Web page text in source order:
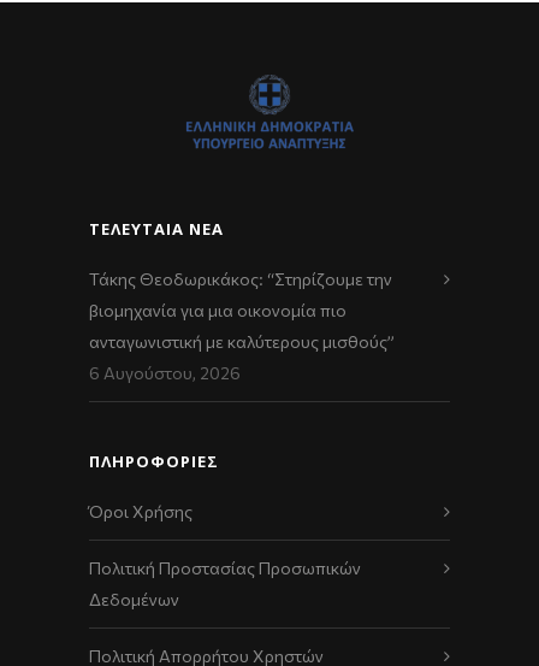
ΤΕΛΕΥΤΑΊΑ ΝΈΑ
Τάκης Θεοδωρικάκος: “Στηρίζουμε την
βιομηχανία για μια οικονομία πιο
ανταγωνιστική με καλύτερους μισθούς”
6 Αυγούστου, 2026
ΠΛΗΡΟΦΟΡΙΕΣ
Όροι Χρήσης
Πολιτική Προστασίας Προσωπικών
Δεδομένων
Πολιτική Απορρήτου Χρηστών